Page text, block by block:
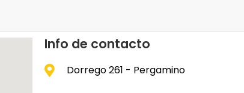
Info de contacto
Dorrego 261 - Pergamino